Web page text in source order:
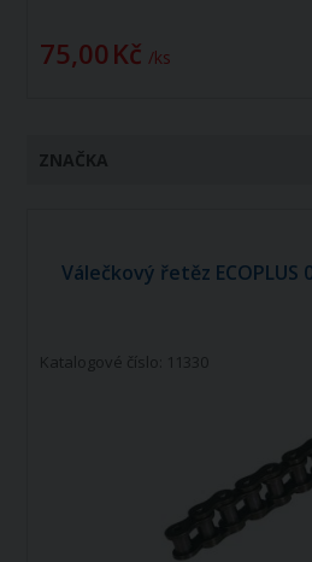
75,00 Kč / ks
ZNAČKA
Válečkový řetěz ECOPLUS
Katalogové číslo: 11330